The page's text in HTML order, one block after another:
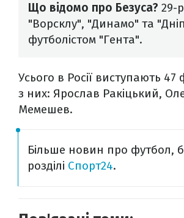
Що відомо про Безуса? 29-
"Ворсклу", "Динамо" та
футболістом "Гента".
Усього в Росії виступають 47
з них: Ярослав Ракіцький,
Мемешев.
Більше новин про футбол,
розділі Спорт24.